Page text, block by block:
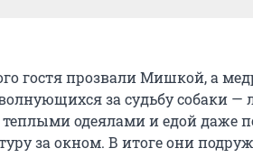
гостя прозвали Мишкой, а
за судьбу собаки —
одеялами и едой даже
за окном. В итоге они